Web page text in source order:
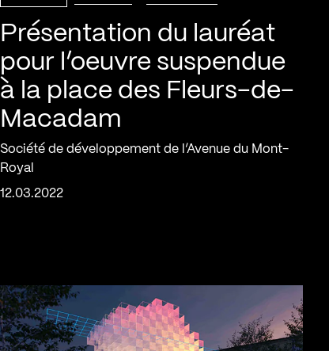
Présentation du lauréat
pour l’oeuvre suspendue
à la place des Fleurs-de-
Macadam
Société de développement de l’Avenue du Mont-
Royal
12.03.2022